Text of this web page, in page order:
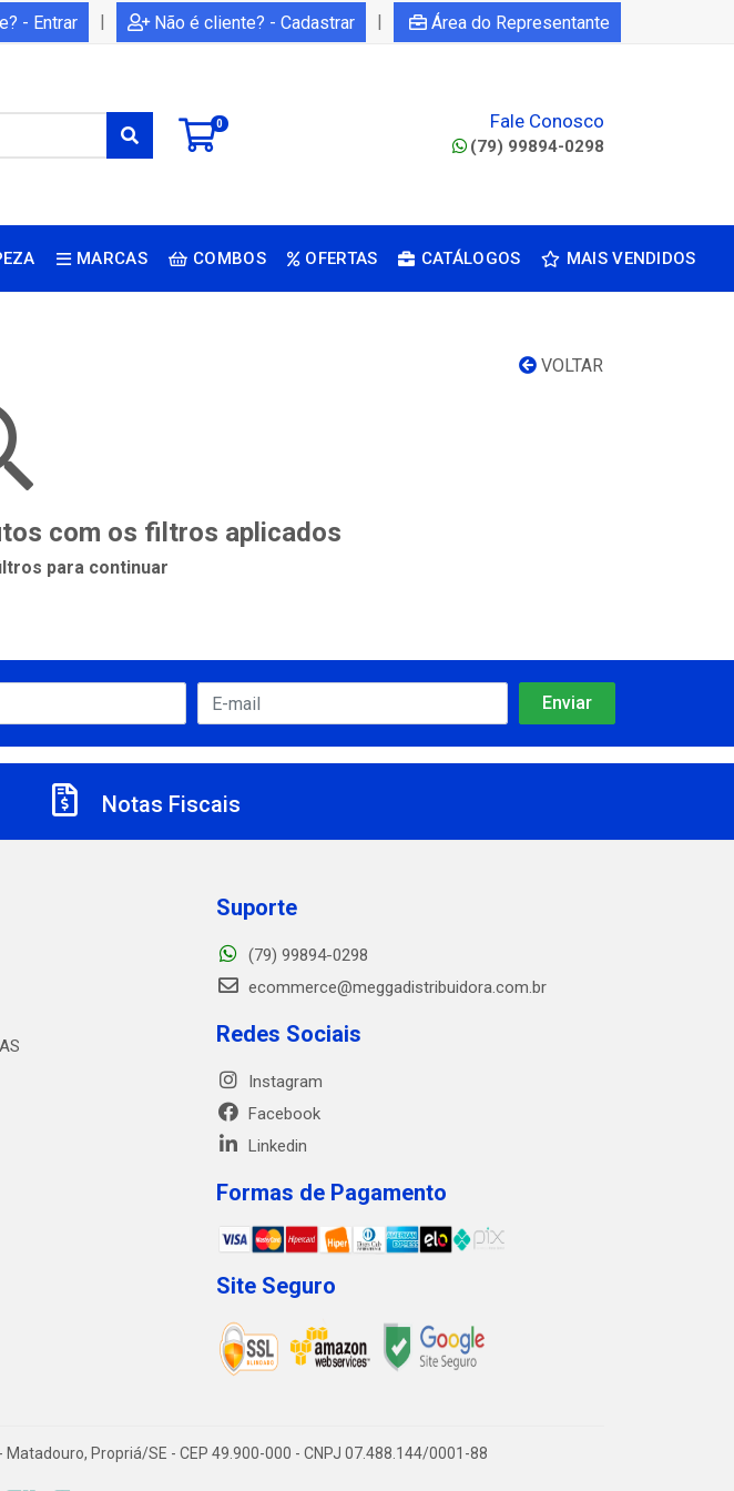
- Entrar | Não é cliente? - Cadastrar | Área do Representante
0 Fale Conosco
(79) 99894-0298
MARCAS COMBOS OFERTAS CATÁLOGOS MAIS VENDIDOS
VOLTAR
com os filtros aplicados
para continuar
Notas Fiscais
Suporte
(79) 99894-0298
ecommerce@meggadistribuidora.com.br
Redes Sociais
Instagram
Facebook
Linkedin
Formas de Pagamento
Site Seguro
Propriá/SE - CEP 49.900-000 - CNPJ 07.488.144/0001-88